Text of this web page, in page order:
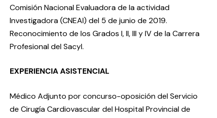
Comisión Nacional Evaluadora de la actividad
Investigadora (CNEAI) del 5 de junio de 2019.
Reconocimiento de los Grados I, II, III y IV de la Carrera
Profesional del Sacyl.
EXPERIENCIA ASISTENCIAL
Médico Adjunto por concurso-oposición del Servicio
de Cirugía Cardiovascular del Hospital Provincial de